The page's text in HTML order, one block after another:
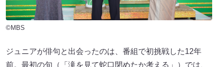
©MBS
ジュニアが俳句と出会ったのは、番組で初挑戦した12年
前。最初の句（「滝を見て蛇口閉めたか考える」）では、